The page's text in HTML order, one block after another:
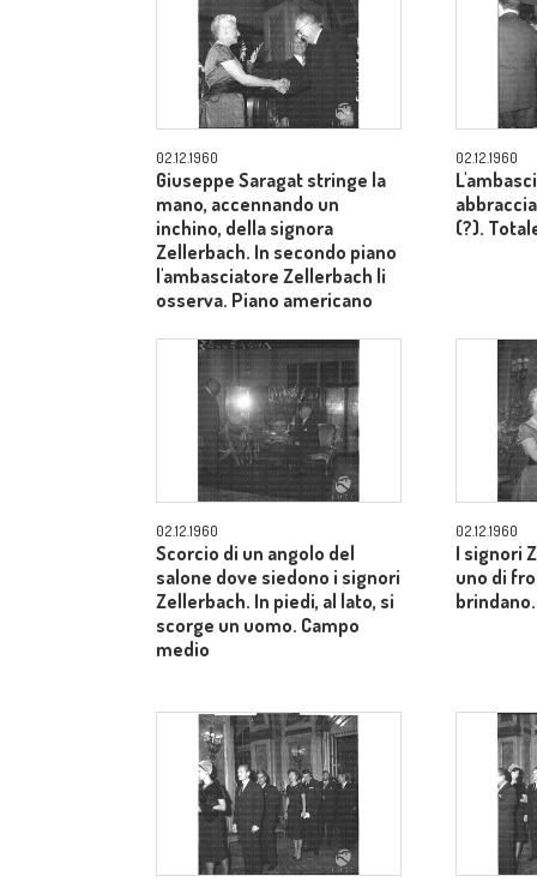
02.12.1960
Giuseppe Saragat stringe la
mano, accennando un
inchino, della signora
Zellerbach. In secondo piano
l'ambasciatore Zellerbach li
osserva. Piano americano
02.12.1960
(?).
02.12.1960
Scorcio di un angolo del
salone dove siedono i signori
Zellerbach. In piedi, al lato, si
scorge un uomo. Campo
medio
02.12.1960
I signori
uno di